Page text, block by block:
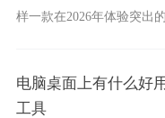
样一款在2026年体验突出
电脑桌面上有什么好
工具